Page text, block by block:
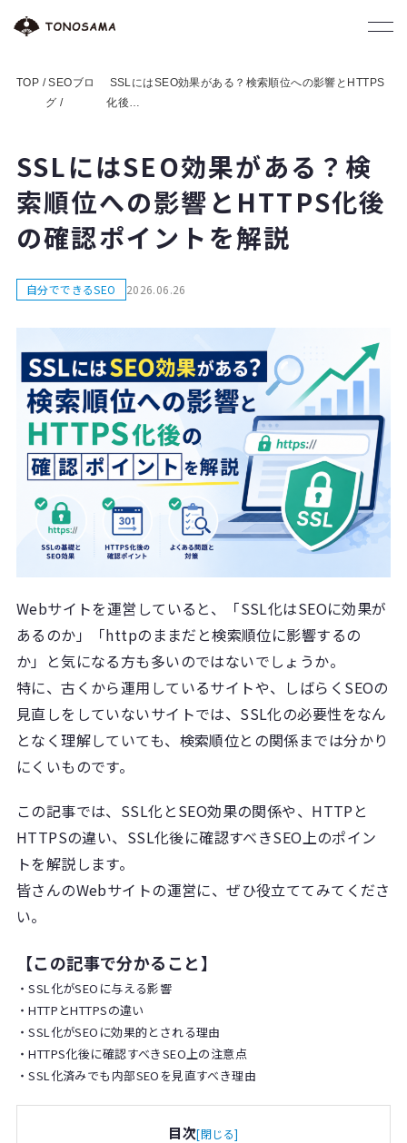
TOP /SEOブロ
グ /
SSLにはSEO効果がある？検索順位への影響とHTTPS
化後…
SSLにはSEO効果がある？検
索順位への影響とHTTPS化後
の確認ポイントを解説
自分でできるSEO 2026.06.26
Webサイトを運営していると、「SSL化はSEOに効果が
あるのか」「httpのままだと検索順位に影響するの
か」と気になる方も多いのではないでしょうか。
特に、古くから運用しているサイトや、しばらくSEOの
見直しをしていないサイトでは、SSL化の必要性をなん
となく理解していても、検索順位との関係までは分かり
にくいものです。
この記事では、SSL化とSEO効果の関係や、HTTPと
HTTPSの違い、SSL化後に確認すべきSEO上のポイン
トを解説します。
皆さんのWebサイトの運営に、ぜひ役立ててみてくださ
い。
【この記事で分かること】
・SSL化がSEOに与える影響
・HTTPとHTTPSの違い
・SSL化がSEOに効果的とされる理由
・HTTPS化後に確認すべきSEO上の注意点
・SSL化済みでも内部SEOを見直すべき理由
目次[閉じる]